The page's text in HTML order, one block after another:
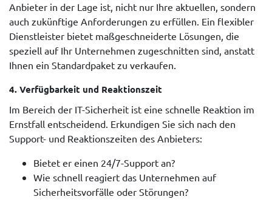
Anbieter in der Lage ist, nicht nur Ihre aktuellen, sondern
auch zukünftige Anforderungen zu erfüllen. Ein flexibler
Dienstleister bietet maßgeschneiderte Lösungen, die
speziell auf Ihr Unternehmen zugeschnitten sind, anstatt
Ihnen ein Standardpaket zu verkaufen.
4. Verfügbarkeit und Reaktionszeit
Im Bereich der IT-Sicherheit ist eine schnelle Reaktion im
Ernstfall entscheidend. Erkundigen Sie sich nach den
Support- und Reaktionszeiten des Anbieters:
Bietet er einen 24/7-Support an?
Wie schnell reagiert das Unternehmen auf
Sicherheitsvorfälle oder Störungen?